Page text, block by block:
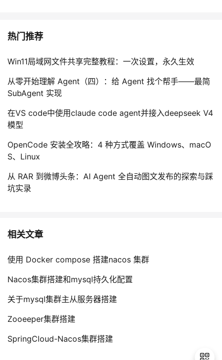
热门推荐
Win11局域网文件共享完整教程：一次设置，永久生效
从零开始理解 Agent（四）：给 Agent 找个帮手——最简
SubAgent 实现
在VS code中使用claude code agent并接入deepseek V4
模型
OpenCode 安装全攻略：4 种方式覆盖 Windows、macO
S、Linux
从 RAR 到微博头条：AI Agent 全自动图文发布的探索与踩
坑实录
相关文章
使用 Docker compose 搭建nacos 集群
Nacos集群搭建和mysql持久化配置
关于mysql集群主从服务器搭建
Zooeeper集群搭建
SpringCloud-Nacos集群搭建